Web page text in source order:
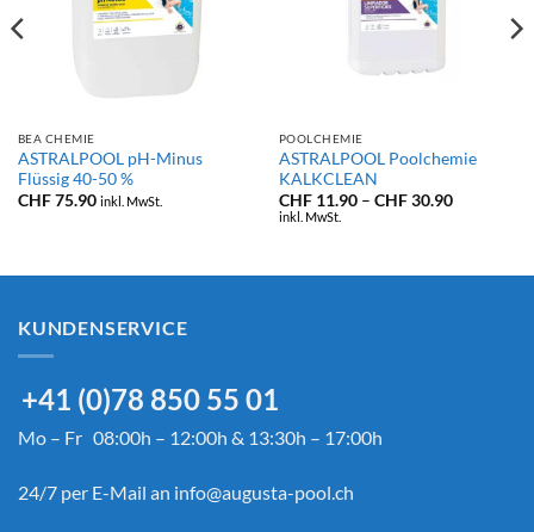
BEA CHEMIE
ASTRALPOOL pH-Minus
Flüssig 40-50 %
CHF75.90 inkl. MwSt.
POOLCHEMIE
ASTRALPOOL Poolchemie
KALKCLEAN
CHF11.90 – CHF30.90
inkl. MwSt.
KUNDENSERVICE
+41 (0)78 850 55 01
Mo – Fr 08:00h – 12:00h & 13:30h – 17:00h
24/7 per E-Mail an info@augusta-pool.ch